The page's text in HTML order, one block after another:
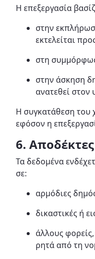
Η επεξεργασία
στην
εκτελείται
στη
στην άσκηση
ανατεθεί στον
Η συγκατάθεση του
εφόσον η
6.
Τα δεδομένα
σε:
αρμόδιες
δικαστικές ή
άλλους
ρητά από τη